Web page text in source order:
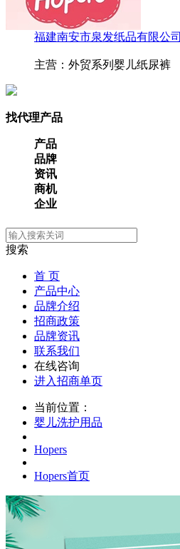
福建南安市泉发纸品有限公司
主营：外贸系列婴儿纸尿裤
找代理产品
产品
品牌
资讯
商机
企业
搜索
首 页
产品中心
品牌介绍
招商政策
品牌资讯
联系我们
在线咨询
进入招商单页
当前位置：
婴儿洗护用品
Hopers
Hopers首页